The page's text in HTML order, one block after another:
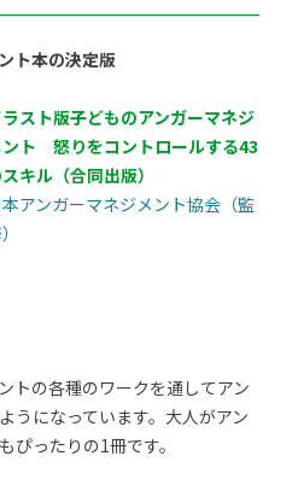
ト本の決定版
スト版子どものアンガーマネジ
ント 怒りをコントロールする43
キル（合同出版）
本アンガーマネジメント協会（監
トの各種のワークを通してアン
うになっています。大人がアン
ぴったりの1冊です。